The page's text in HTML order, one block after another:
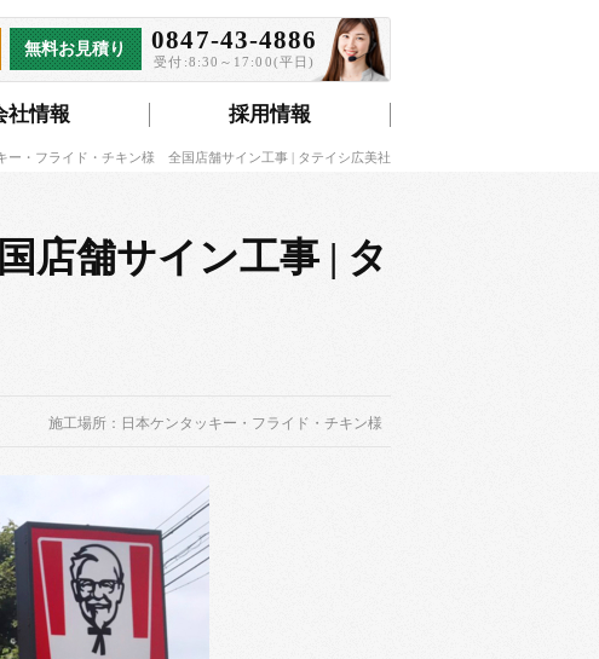
社情報 採用情報
0847-43-4886
受付:8:30～17:00(平日)
無料お見積り
ー・フライド・チキン様 全国店舗サイン工事 | タテイシ広美社
店舗サイン工事 | タ
施工場所：日本ケンタッキー・フライド・チキン様